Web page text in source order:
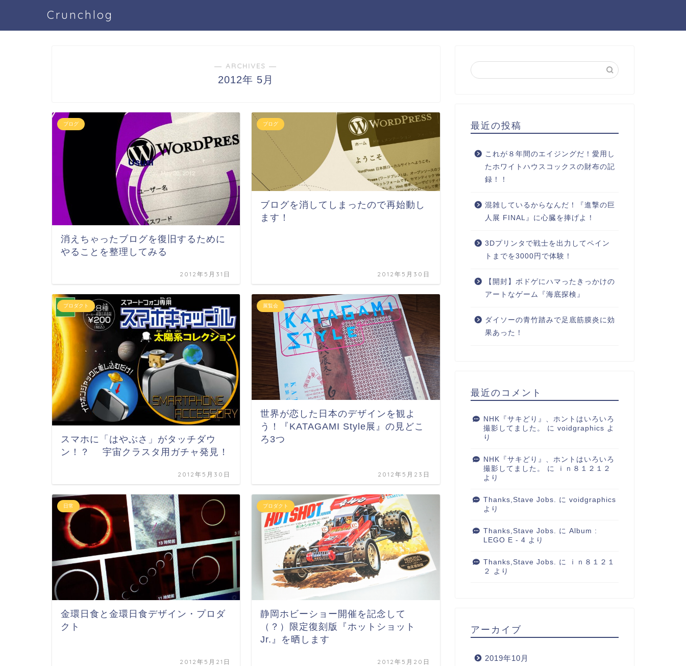
Crunchlog
― ARCHIVES ―
2012年 5月
ブログ
消えちゃったブログを復旧するために
やることを整理してみる
2012年5月31日
ブログ
ブログを消してしまったので再始動し
ます！
2012年5月30日
プロダクト
スマホに「はやぶさ」がタッチダウ
ン！？ 宇宙クラスタ用ガチャ発見！
2012年5月30日
展覧会
世界が恋した日本のデザインを観よ
う！『KATAGAMI Style展』の見どこ
ろ3つ
2012年5月23日
日常
金環日食と金環日食デザイン・プロダ
クト
2012年5月21日
プロダクト
静岡ホビーショー開催を記念して
（？）限定復刻版『ホットショット
Jr.』を晒します
2012年5月20日
最近の投稿
これが８年間のエイジングだ！愛用し
たホワイトハウスコックスの財布の記
録！！
混雑しているからなんだ！『進撃の巨
人展 FINAL』に心臓を捧げよ！
3Dプリンタで戦士を出力してペイン
トまでを3000円で体験！
【開封】ボドゲにハマったきっかけの
アートなゲーム『海底探検』
ダイソーの青竹踏みで足底筋膜炎に効
果あった！
最近のコメント
NHK『サキどり』、ホントはいろいろ
撮影してました。
に voidgraphics よ
り
NHK『サキどり』、ホントはいろいろ
撮影してました。
に
ｉｎ８１２１２
より
Thanks,Stave Jobs. に voidgraphics
より
Thanks,Stave Jobs. に Album :
LEGO E - 4 より
Thanks,Stave Jobs. に
ｉｎ８１２１
２
より
アーカイブ
2019年10月